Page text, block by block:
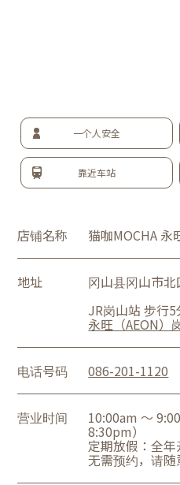
一个人安全
靠近车站
店铺名称 猫咖MOCHA 永
地址
冈山县冈山市
JR岗山站 步行5
永旺（AEON）
电话号码 086-201-1120
营业时间 10:00am ～
8:30pm）
定期放假：全年
无需预约，请随